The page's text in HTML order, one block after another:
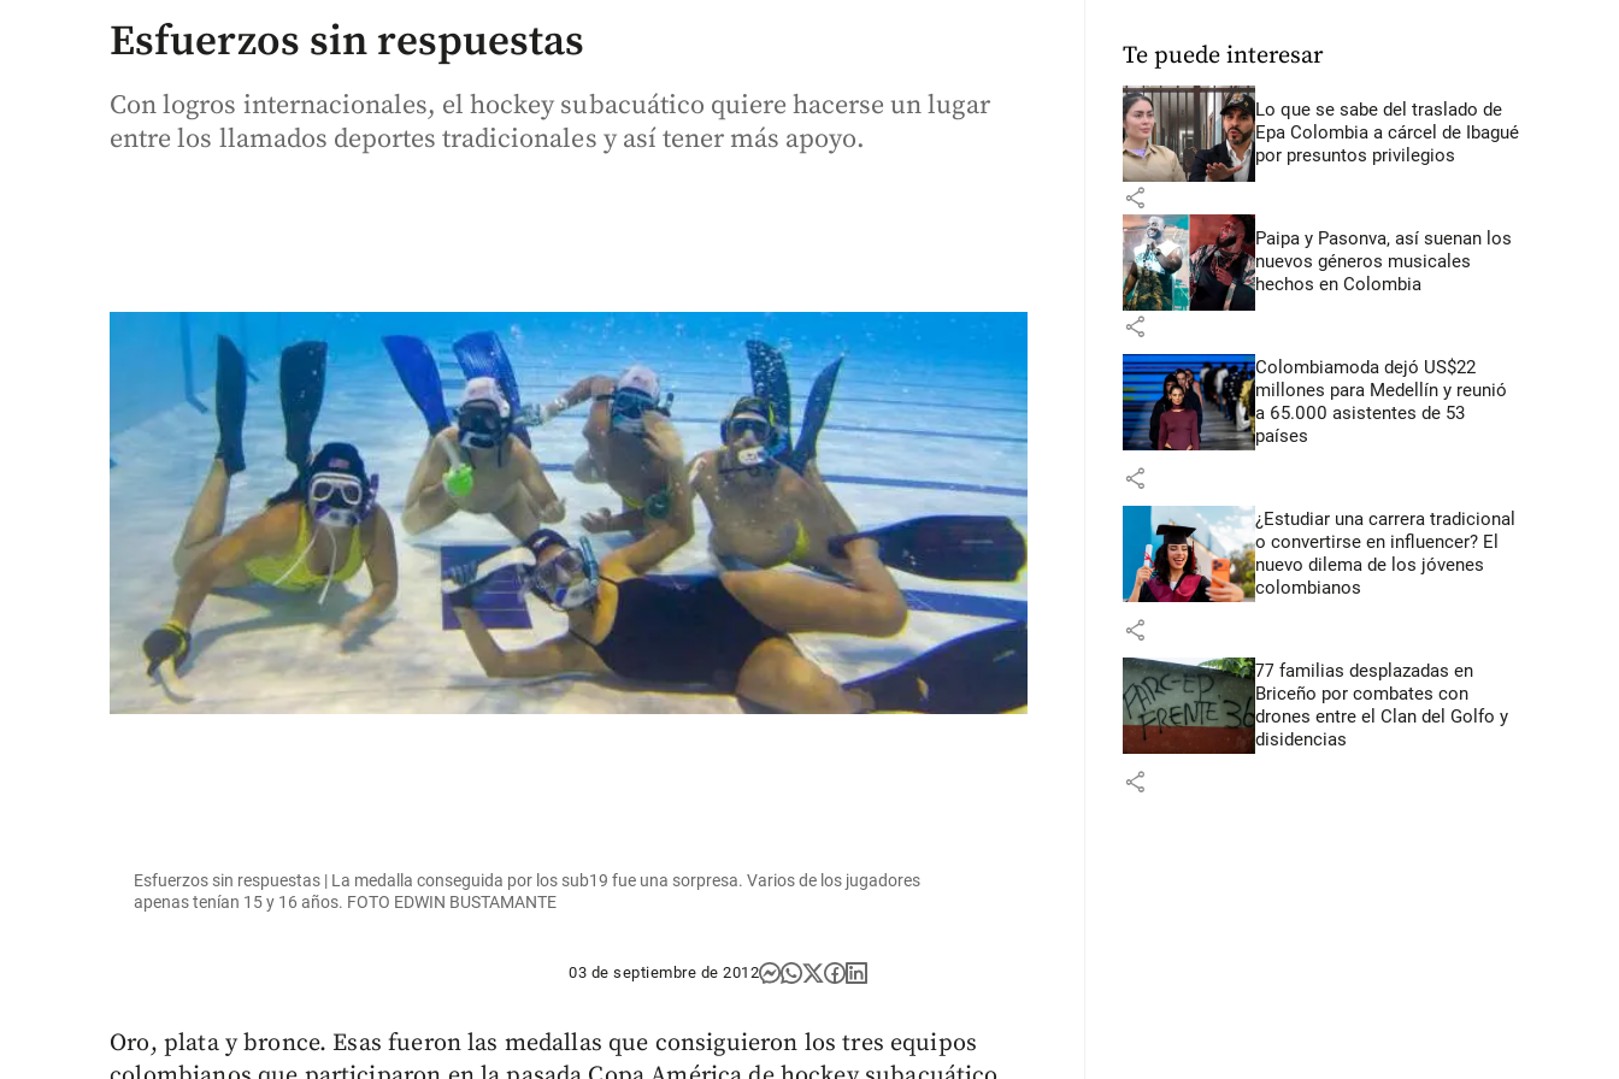
Esfuerzos sin respuestas
Con logros internacionales, el hockey subacuático quiere hacerse un lugar
entre los llamados deportes tradicionales y así tener más apoyo.
Esfuerzos sin respuestas | La medalla conseguida por los sub19 fue una sorpresa. Varios de los jugadores
apenas tenían 15 y 16 años. FOTO EDWIN BUSTAMANTE
03 de septiembre de 2012
Oro, plata y bronce. Esas fueron las medallas que consiguieron los tres equipos
Te puede interesar
Lo que se sabe del traslado de
Epa Colombia a cárcel de Ibagué
por presuntos privilegios
share
Paipa y Pasonva, así suenan los
nuevos géneros musicales
hechos en Colombia
share
Colombiamoda dejó US$22
millones para Medellín y reunió
a 65.000 asistentes de 53
países
share
¿Estudiar una carrera tradicional
o convertirse en influencer? El
nuevo dilema de los jóvenes
colombianos
share
77 familias desplazadas en
Briceño por combates con
drones entre el Clan del Golfo y
disidencias
share